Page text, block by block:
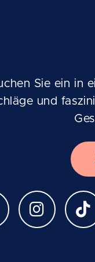
Sie ein in
und